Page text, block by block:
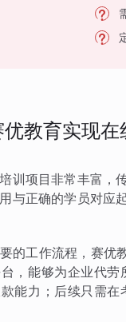
教育实现
训项目非常丰富，
与正确的学员对应
的工作流程，赛优
，能够为企业代
能力；后续只需